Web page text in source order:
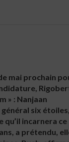
mai prochain
» : Nanjaan
six étoiles,
qu’il incarnera ce
a prétendu,